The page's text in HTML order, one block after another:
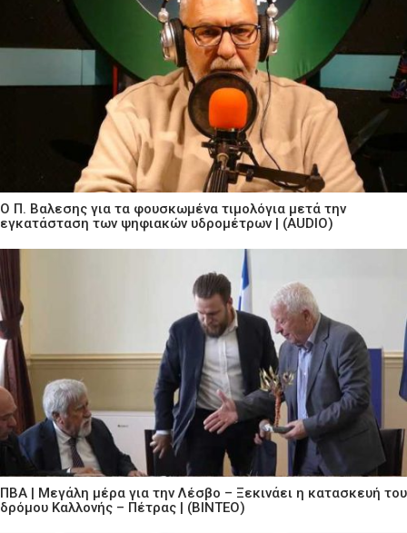
Ο Π. Βαλεσης για τα φουσκωμένα τιμολόγια μετά την
εγκατάσταση των ψηφιακών υδρομέτρων | (AUDIO)
ΠΒΑ | Μεγάλη μέρα για την Λέσβο – Ξεκινάει η κατασκευή του
δρόμου Καλλονής – Πέτρας | (ΒΙΝΤΕΟ)